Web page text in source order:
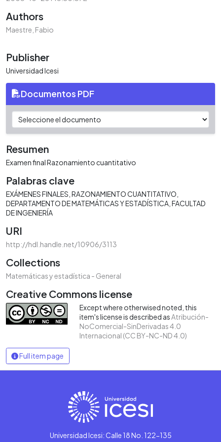
Authors
Maestre, Fabio
Publisher
Universidad Icesi
Documentos PDF
Resumen
Examen final Razonamiento cuantitativo
Palabras clave
EXÁMENES FINALES RAZONAMIENTO CUANTITATIVO
DEPARTAMENTO DE MATEMÁTICAS Y ESTADÍSTICA FACULTAD
DE INGENIERÍA
URI
http://hdl.handle.net/10906/3113
Collections
Matemáticas y estadística - General
Creative Commons license
Except where otherwised noted, this
item's license is described asAtribución-
NoComercial-SinDerivadas 4.0
Internacional (CC BY-NC-ND 4.0)
Full item page
Universidad Icesi: Calle 18 No. 122-135